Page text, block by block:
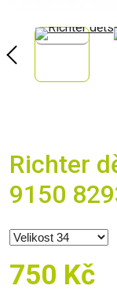
Richter
9150
750 Kč